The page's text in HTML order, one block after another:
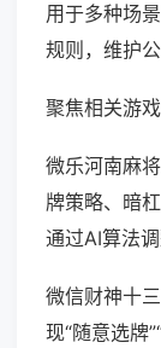
用于多种场
规则，维护公
聚焦相关游
微乐河南麻
牌策略、暗
通过AI算法
微信财神十
现“随意选牌